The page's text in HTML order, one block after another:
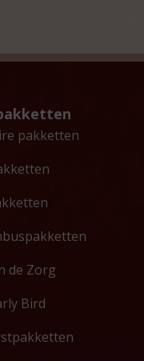
pakketten
de Zorg
Bird